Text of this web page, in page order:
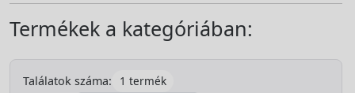
Termékek a kategóriában:
Találatok száma:
1 termék